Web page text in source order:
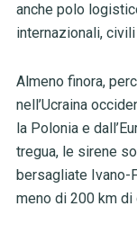
anche polo
internazionali,
Almeno finora,
nell’Ucraina
la Polonia e
tregua, le sirene
bersagliate Ivano-
meno di 200 km di